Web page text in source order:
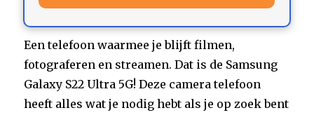
Een telefoon waarmee je blijft filmen,
fotograferen en streamen. Dat is de Samsung
Galaxy S22 Ultra 5G! Deze camera telefoon
heeft alles wat je nodig hebt als je op zoek bent